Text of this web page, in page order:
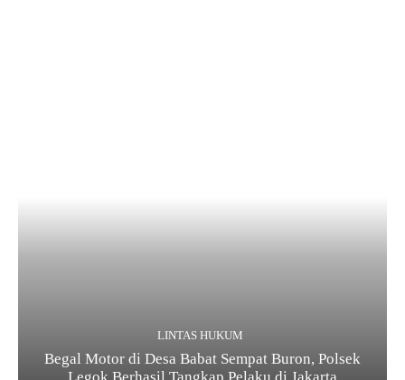
LINTAS HUKUM
Begal Motor di Desa Babat Sempat Buron, Polsek